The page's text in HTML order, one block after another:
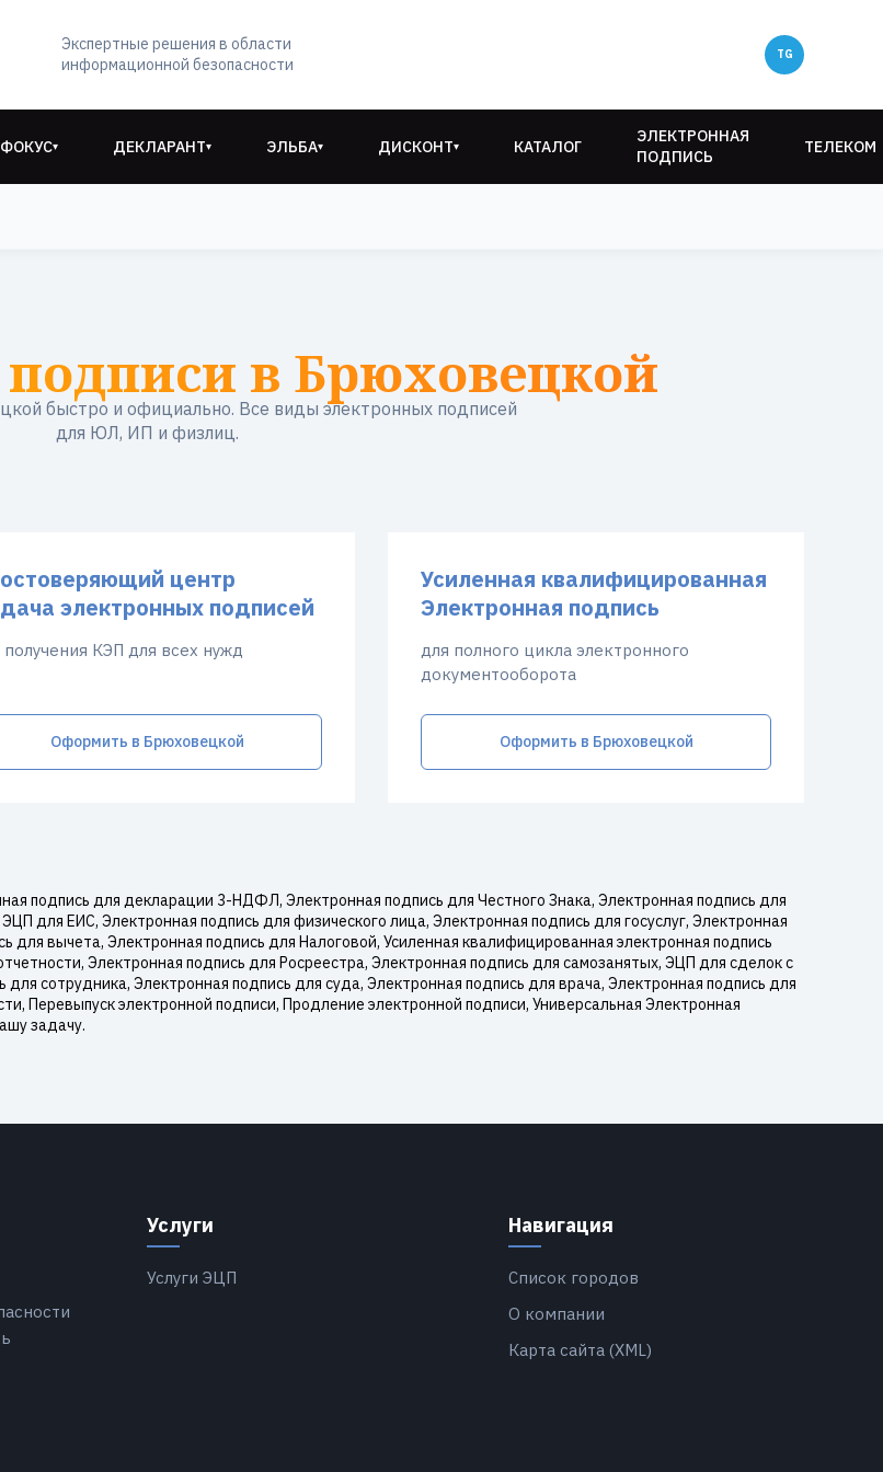
Экспертные решения в области
информационной безопасности
ФОКУС▾ ДЕКЛАРАНТ▾ ЭЛЬБА▾ ДИСКОНТ▾ КАТАЛОГ
ЭЛЕКТРОННАЯ
ПОДПИСЬ
ТЕЛЕКОМ
в Брюховецкой
быстро и официально. Все виды электронных подписей
для ЮЛ, ИП и физлиц.
центр
электронных подписей
получения КЭП для всех нужд
Оформить в Брюховецкой
Усиленная квалифицированная
Электронная подпись
для полного цикла электронного
документооборота
Оформить в Брюховецкой
подпись для декларации 3-НДФЛ, Электронная подпись для Честного Знака, Электронная подпись для
для ЕИС, Электронная подпись для физического лица, Электронная подпись для госуслуг, Электронная
вычета, Электронная подпись для Налоговой, Усиленная квалифицированная электронная подпись
Электронная подпись для Росреестра, Электронная подпись для самозанятых, ЭЦП для сделок с
сотрудника, Электронная подпись для суда, Электронная подпись для врача, Электронная подпись для
Перевыпуск электронной подписи, Продление электронной подписи, Универсальная Электронная
задачу.
Услуги
Услуги ЭЦП
Навигация
Список городов
О компании
Карта сайта (XML)